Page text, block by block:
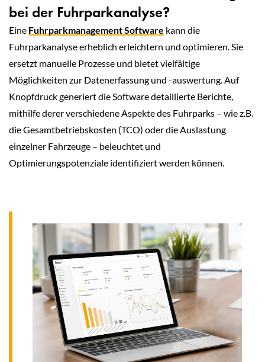
bei der Fuhrparkanalyse?
Eine Fuhrparkmanagement Software kann die
Fuhrparkanalyse erheblich erleichtern und optimieren. Sie
ersetzt manuelle Prozesse und bietet vielfältige
Möglichkeiten zur Datenerfassung und -auswertung. Auf
Knopfdruck generiert die Software detaillierte Berichte,
mithilfe derer verschiedene Aspekte des Fuhrparks – wie z.B.
die Gesamtbetriebskosten (TCO) oder die Auslastung
einzelner Fahrzeuge – beleuchtet und
Optimierungspotenziale identifiziert werden können.